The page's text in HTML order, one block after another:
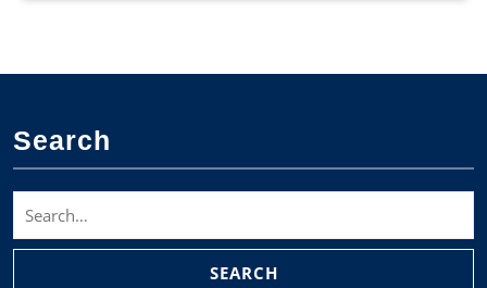
Search
for: